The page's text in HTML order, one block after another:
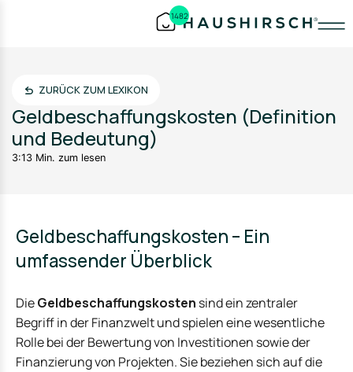
1482
ZURÜCK ZUM LEXIKON
Geldbeschaffungskosten (Definition
und Bedeutung)
3:13 Min. zum lesen
Geldbeschaffungskosten – Ein
umfassender Überblick
DieGeldbeschaffungskosten sind ein zentraler
Begriff in der Finanzwelt und spielen eine wesentliche
Rolle bei der Bewertung von Investitionen sowie der
Finanzierung von Projekten. Sie beziehen sich auf die